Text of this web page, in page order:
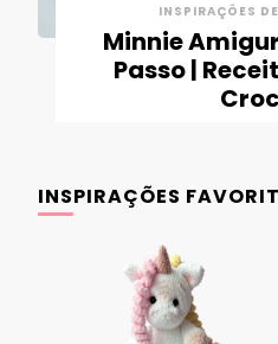
INSPIRAÇÕES
Minnie
Passo |
INSPIRAÇÕES